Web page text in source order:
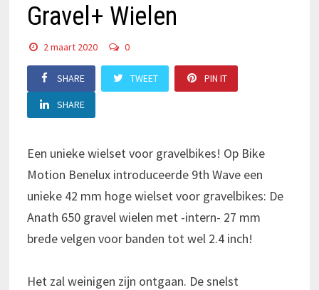
Gravel+ Wielen
2 maart 2020 0
SHARE TWEET PIN IT
SHARE
Een unieke wielset voor gravelbikes! Op Bike
Motion Benelux introduceerde 9th Wave een
unieke 42 mm hoge wielset voor gravelbikes: De
Anath 650 gravel wielen met -intern- 27 mm
brede velgen voor banden tot wel 2.4 inch!
Het zal weinigen zijn ontgaan. De snelst